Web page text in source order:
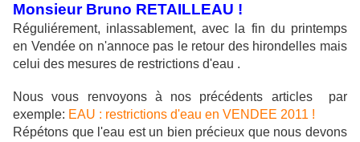
Monsieur Bruno RETAILLEAU !
Réguliérement, inlassablement, avec la fin du printemps
en Vendée on n'annoce pas le retour des hirondelles mais
celui des mesures de restrictions d'eau .
Nous vous renvoyons à nos précédents articles par
exemple: EAU : restrictions d'eau en VENDEE 2011 !
Répétons que l'eau est un bien précieux que nous devons